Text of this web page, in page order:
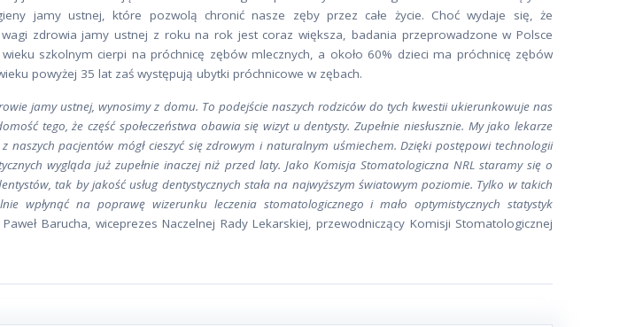
jamy ustnej, które pozwolą chronić nasze zęby przez całe życie. Choć wydaje się, że
zdrowia jamy ustnej z roku na rok jest coraz większa, badania przeprowadzone w Polsce
szkolnym cierpi na próchnicę zębów mlecznych, a około 60% dzieci ma próchnicę zębów
powyżej 35 lat zaś występują ubytki próchnicowe w zębach.
jamy ustnej, wynosimy z domu. To podejście naszych rodziców do tych kwestii ukierunkowuje nas
tego, że część społeczeństwa obawia się wizyt u dentysty. Zupełnie niesłusznie. My jako lekarze
naszych pacjentów mógł cieszyć się zdrowym i naturalnym uśmiechem. Dzięki postępowi technologii
wygląda już zupełnie inaczej niż przed laty. Jako Komisja Stomatologiczna NRL staramy się o
tak by jakość usług dentystycznych stała na najwyższym światowym poziomie. Tylko w takich
wpłynąć na poprawę wizerunku leczenia stomatologicznego i mało optymistycznych statystyk
Barucha, wiceprezes Naczelnej Rady Lekarskiej, przewodniczący Komisji Stomatologicznej